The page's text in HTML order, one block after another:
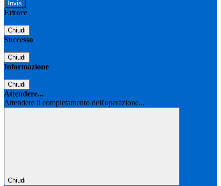
Errore
Chiudi
Successo
Chiudi
Informazione
Chiudi
Attendere...
Attendere il completamento dell'operazione...
Chiudi